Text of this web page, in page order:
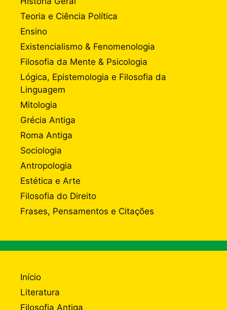
Teoria e Ciência Política
Ensino
Existencialismo & Fenomenologia
Filosofia da Mente & Psicologia
Lógica, Epistemologia e Filosofia da
Linguagem
Mitologia
Grécia Antiga
Roma Antiga
Sociologia
Antropologia
Estética e Arte
Filosofia do Direito
Frases, Pensamentos e Citações
Início
Literatura
Filosofia Antiga